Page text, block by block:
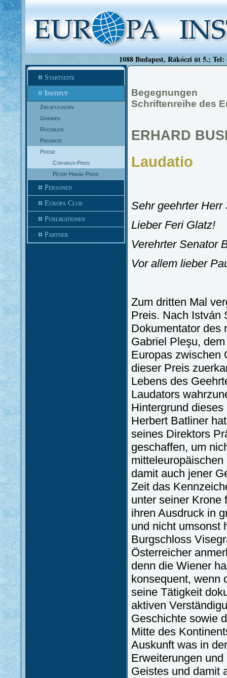
1088 Budapest, Rákóczi út 5.;
Startseite
Institut
Zielsetzungen
Gremien
Rückblick
Projekte
Preise
Corvinus-Preis
Péter-Hanák-Preis
Personen
Europa Club
Publikationen
Partner
Begegnungen
Schriftenreihe des
ERHARD
Laudatio
Sehr geehrter Herr
Lieber Feri Glatz!
Verehrter Senator
Vor allem lieber
Zum dritten Mal
Preis. Nach István
Dokumentator des
Gabriel Pleşu,
Europas zwischen
dieser Preis
Lebens des
Laudators
Hintergrund
Herbert Batliner
seines Direktors
geschaffen, um
damit auch jener
Zeit das
unter seiner Krone
ihren Ausdruck in
und nicht umsonst
Burgschloss
Österreicher
denn die Wiener
konsequent, wenn
seine Tätigkeit
aktiven
Geschichte sowie
Mitte des
Auskunft was in
Erweiterungen
Geistes und damit